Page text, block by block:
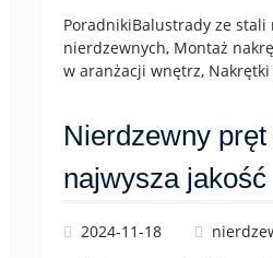
PoradnikiBalustrady ze stali
nierdzewnych, Montaż
w aranżacji wnętrz,
Nierdzewny
najwysza jakość
2024-11-18